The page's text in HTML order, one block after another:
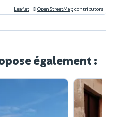
Leaflet | ©OpenStreetMapcontributors
également :